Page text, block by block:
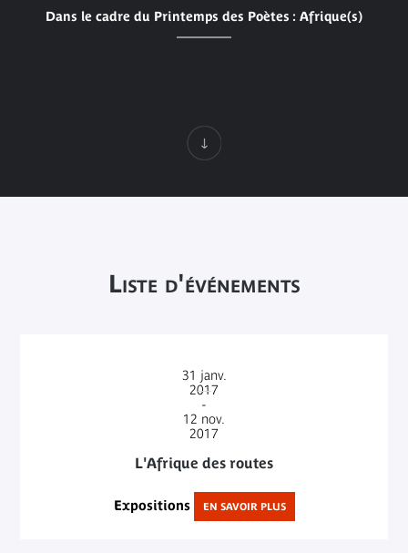
Dans le cadre du Printemps des Poètes : Afrique(s)
Liste d'événements
31 janv.
2017
-
12 nov.
2017
L'Afrique des routes
Expositions EN SAVOIR PLUS